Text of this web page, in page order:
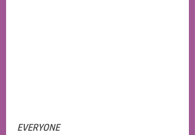
EVERYONE